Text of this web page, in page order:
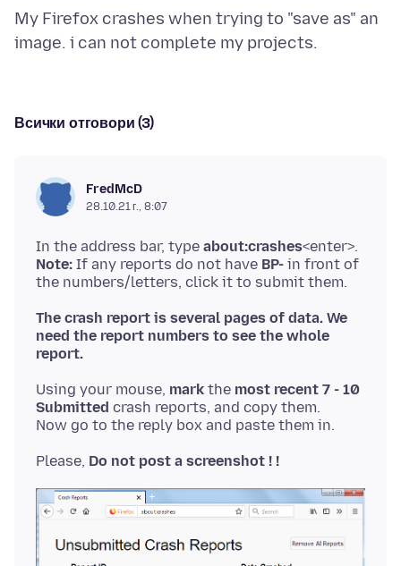
My Firefox crashes when trying to "save as" an
Всички отговори (3)
FredMcD
28.10.21 г., 8:07
In the address bar, type about:crashes
Note: If any reports do not have BP- in front of
The crash report is several pages of data. We
need the report numbers to see the whole
report.
Using your mouse, mark the most recent 7 - 10
Submitted crash reports, and copy them.
Please, Do not post a screenshot ! !